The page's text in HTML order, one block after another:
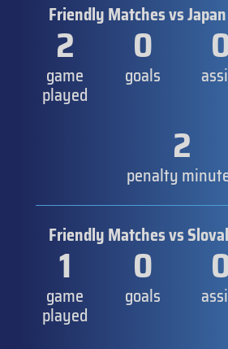
Friendly Matches vs Japan
2
game
played
0
goals
2
penalty
Friendly Matches vs
1
game
played
0
goals